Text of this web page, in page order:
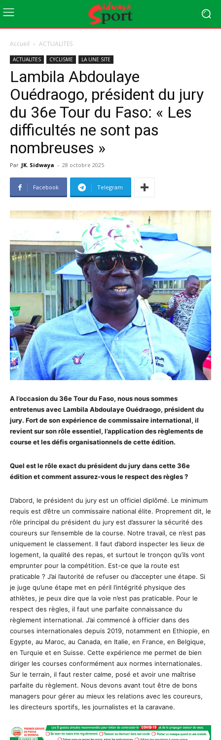
Accueil ACTUALITES
ACTUALITES CYCLISME LA UNE SITE
Lambila Abdoulaye
Ouédraogo, président du jury
du 36e Tour du Faso: « Les
difficultés ne sont pas
nombreuses »
Par JK. Sidwaya - 28 octobre 2025
Facebook Telegram
A l’occasion du 36e Tour du Faso, nous nous sommes
entretenus avec Lambila Abdoulaye Ouédraogo, président du
jury. Fort de son expérience de commissaire international, il
revient sur son rôle essentiel, l’application des règlements de
course et les défis organisationnels de cette édition.
Quel est le rôle exact du président du jury dans cette 36e
édition et comment assurez-vous le respect des règles ?
D’abord, le président du jury est un officiel diplômé. Le minimum
requis est d’être un commissaire national élite. Proprement dit, le
rôle principal du président du jury est d’assurer la sécurité des
coureurs sur l’ensemble de la course. Notre travail, ce n’est pas
uniquement le classement. Il faut d’abord inspecter les lieux de
logement, la qualité des repas, et surtout le tronçon qu’ils vont
emprunter pour la compétition. Est-ce que la route est
praticable ? J’ai l’autorité de refuser ou d’accepter une étape. Si
je juge qu’une étape met en péril l’intégrité physique des
athlètes, je peux dire que la voie n’est pas praticable. Pour le
respect des règles, il faut une parfaite connaissance du
règlement international. J’ai commencé à officier dans des
courses internationales depuis 2019, notamment en Ethiopie, en
Egypte, au Maroc, au Canada, en Italie, en France, en Belgique,
en Turquie et en Suisse. Cette expérience me permet de bien
diriger les courses conformément aux normes internationales.
Sur le terrain, il faut rester calme, posé et avoir une maîtrise
parfaite du règlement. Nous devons avant tout être de bons
managers pour gérer au mieux les relations avec les coureurs,
les directeurs sportifs, les journalistes et la caravane.